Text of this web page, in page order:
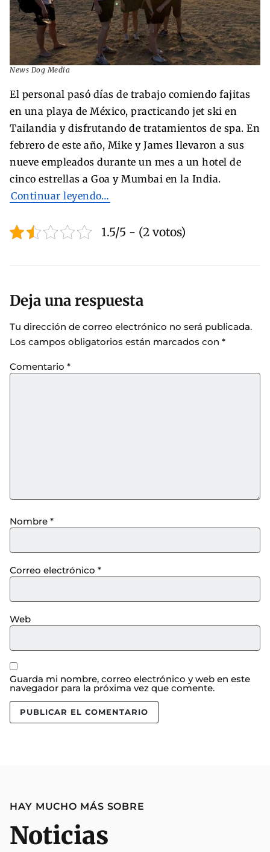
News Dog Media
El personal pasó días de trabajo comiendo fajitas
en una playa de México, practicando jet ski en
Tailandia y disfrutando de tratamientos de spa. En
febrero de este año, Mike y James llevaron a sus
nueve empleados durante un mes a un hotel de
cinco estrellas a Goa y Mumbai en la India.
Continuar leyendo…
1.5/5 - (2 votos)
Deja una respuesta
Tu dirección de correo electrónico no será publicada.
Los campos obligatorios están marcados con *
Comentario *
Nombre *
Correo electrónico *
Web
Guarda mi nombre, correo electrónico y web en este
navegador para la próxima vez que comente.
HAY MUCHO MÁS SOBRE
Noticias